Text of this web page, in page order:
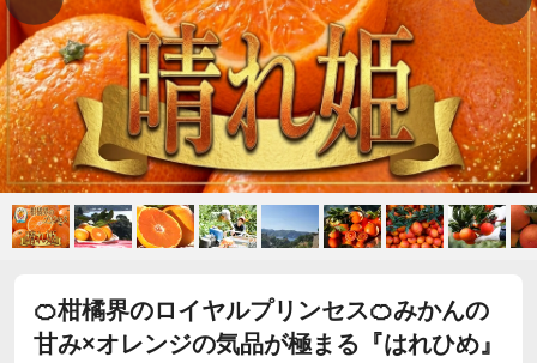
🍊柑橘界のロイヤルプリンセス🍊みかんの
甘み×オレンジの気品が極まる『はれひめ』